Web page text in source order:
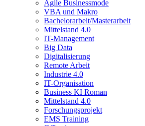
Agile Businessmode
VBA und Makro
Bachelorarbeit/Masterarbeit
Mittelstand 4.0
IT-Management
Big Data
Digitalisierung
Remote Arbeit
Industrie 4.0
IT-Organisation
Business KI Roman
Mittelstand 4.0
Forschungsprojekt
EMS Training